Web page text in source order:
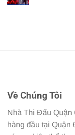
Về Chúng Tôi
Nhà Thi Đấu Quận
hàng đầu tại Quận